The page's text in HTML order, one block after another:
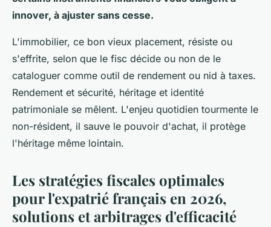
innover, à ajuster sans cesse.
L'immobilier, ce bon vieux placement, résiste ou
s'effrite, selon que le fisc décide ou non de le
cataloguer comme outil de rendement ou nid à taxes.
Rendement et sécurité, héritage et identité
patrimoniale se mêlent. L'enjeu quotidien tourmente le
non-résident, il sauve le pouvoir d'achat, il protège
l'héritage même lointain.
Les stratégies fiscales optimales
pour l'expatrié français en 2026,
solutions et arbitrages d'efficacité